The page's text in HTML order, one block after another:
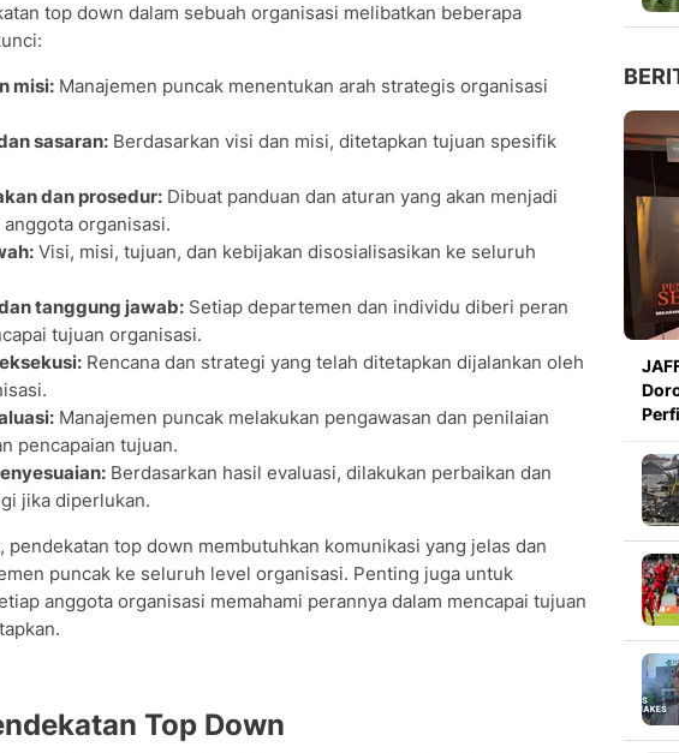
top down dalam sebuah organisasi melibatkan beberapa
misi: Manajemen puncak menentukan arah strategis organisasi
sasaran: Berdasarkan visi dan misi, ditetapkan tujuan spesifik
dan prosedur: Dibuat panduan dan aturan yang akan menjadi
organisasi.
Visi, misi, tujuan, dan kebijakan disosialisasikan ke seluruh
tanggung jawab: Setiap departemen dan individu diberi peran
tujuan organisasi.
Rencana dan strategi yang telah ditetapkan dijalankan oleh
Manajemen puncak melakukan pengawasan dan penilaian
pencapaian tujuan.
Berdasarkan hasil evaluasi, dilakukan perbaikan dan
jika diperlukan.
pendekatan top down membutuhkan komunikasi yang jelas dan
puncak ke seluruh level organisasi. Penting juga untuk
anggota organisasi memahami perannya dalam mencapai tujuan
Top Down